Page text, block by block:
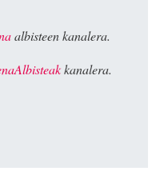
albisteen kanalera.
kanalera.